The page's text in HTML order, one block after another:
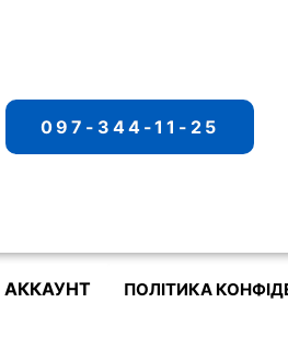
097-344-11-25
ПОЛІТИКА